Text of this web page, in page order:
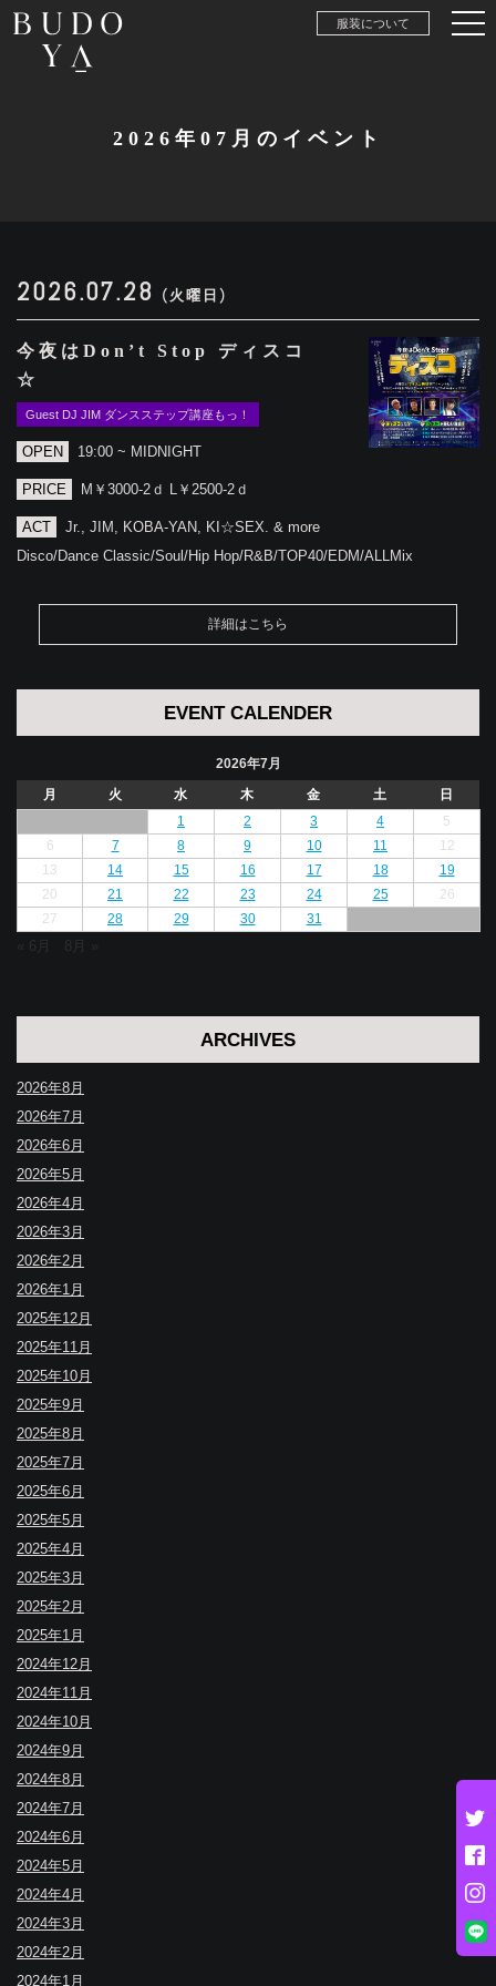
服装について
2026年07月のイベント
2026.07.28 (火曜日)
今夜はDon’t Stop ディスコ
☆
Guest DJ JIM ダンスステップ講座もっ！
OPEN 19:00 ~ MIDNIGHT
PRICE M￥3000-2ｄ L￥2500-2ｄ
ACT
Jr., JIM, KOBA-YAN, KI☆SEX. & more
Disco/Dance Classic/Soul/Hip Hop/R&B/TOP40/EDM/ALLMix
詳細はこちら
EVENT CALENDER
2026年7月
月
火 水 木 金 土
日
1
2 3 4
5
6
7 8 9 10 11
12
13
14 15 16 17 18
19
20
21 22 23 24 25
26
27
28 29 30 31
« 6月
ARCHIVES
2026年8月
2026年7月
2026年6月
2026年5月
2026年4月
2026年3月
2026年2月
2026年1月
2025年12月
2025年11月
2025年10月
2025年9月
2025年8月
2025年7月
2025年6月
2025年5月
2025年4月
2025年3月
2025年2月
2025年1月
2024年12月
2024年11月
2024年10月
2024年9月
2024年8月
2024年7月
2024年6月
2024年5月
2024年4月
2024年3月
2024年2月
2024年1月